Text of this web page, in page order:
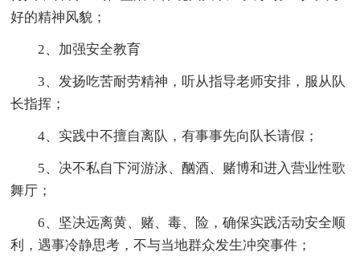
好的精神风貌；
2、加强安全教育
3、发扬吃苦耐劳精神，听从指导老师安排，服从队
长指挥；
4、实践中不擅自离队，有事事先向队长请假；
5、决不私自下河游泳、酗酒、赌博和进入营业性歌
舞厅；
6、坚决远离黄、赌、毒、险，确保实践活动安全顺
利，遇事冷静思考，不与当地群众发生冲突事件；